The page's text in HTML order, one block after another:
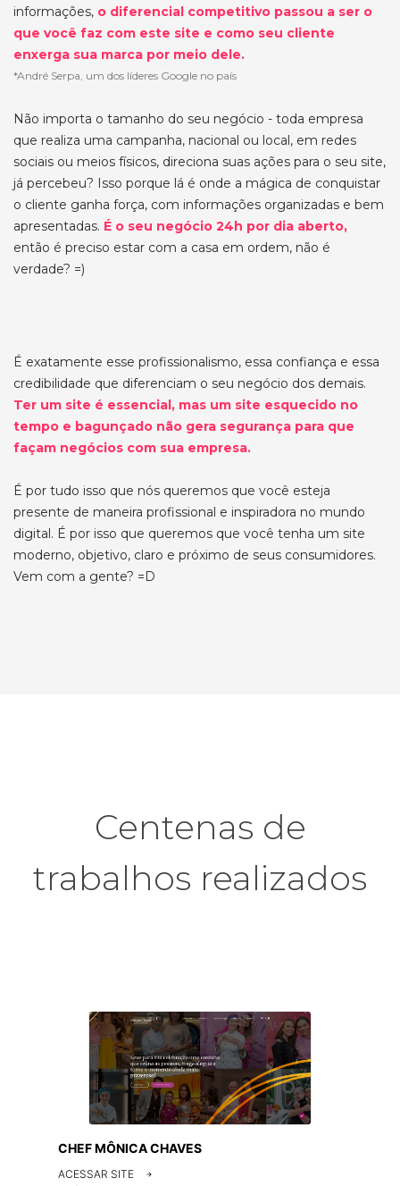
informações, o diferencial competitivo passou a ser o
que você faz com este site e como seu cliente
enxerga sua marca por meio dele.
*André Serpa, um dos líderes Google no país
Não importa o tamanho do seu negócio - toda empresa
que realiza uma campanha, nacional ou local, em redes
sociais ou meios físicos, direciona suas ações para o seu site,
já percebeu? Isso porque lá é onde a mágica de conquistar
o cliente ganha força, com informações organizadas e bem
apresentadas. É o seu negócio 24h por dia aberto,
então é preciso estar com a casa em ordem, não é
verdade? =)
É exatamente esse profissionalismo, essa confiança e essa
credibilidade que diferenciam o seu negócio dos demais.
Ter um site é essencial, mas um site esquecido no
tempo e bagunçado não gera segurança para que
façam negócios com sua empresa.
É por tudo isso que nós queremos que você esteja
presente de maneira profissional e inspiradora no mundo
digital. É por isso que queremos que você tenha um site
moderno, objetivo, claro e próximo de seus consumidores.
Vem com a gente? =D
Centenas de
trabalhos realizados
CHEF MÔNICA CHAVES
ACESSAR SITE 